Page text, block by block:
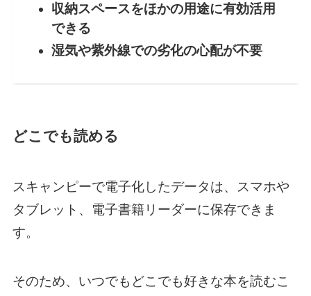
収納スペースをほかの用途に有効活用
できる
湿気や紫外線での劣化の心配が不要
どこでも読める
スキャンピーで電子化したデータは、スマホや
タブレット、電子書籍リーダーに保存できま
す。
そのため、いつでもどこでも好きな本を読むこ